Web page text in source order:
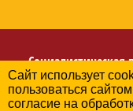
Социалистическая
Региональное
Сайт использует
пользоваться
согласие на